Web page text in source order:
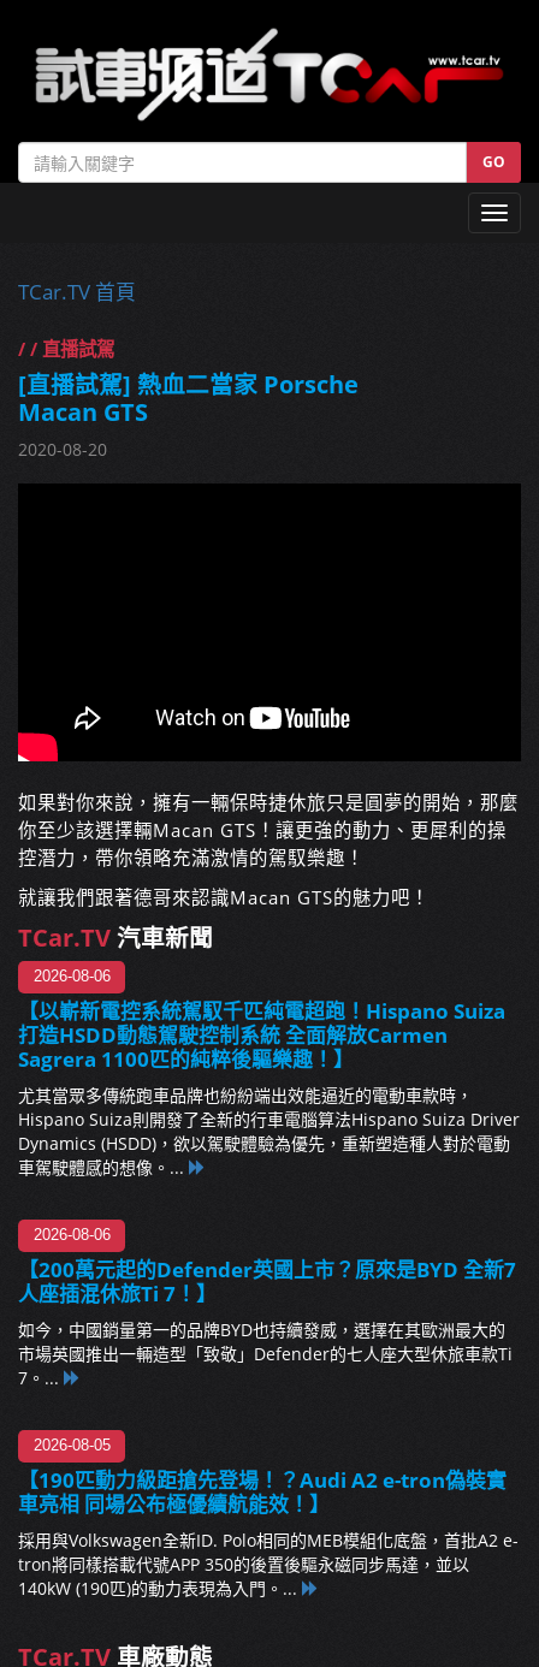
GO
TCar.TV 首頁
/ / 直播試駕
[直播試駕] 熱血二當家 Porsche
Macan GTS
2020-08-20
如果對你來說，擁有一輛保時捷休旅只是圓夢的開始，那麼
你至少該選擇輛Macan GTS！讓更強的動力、更犀利的操
控潛力，帶你領略充滿激情的駕馭樂趣！
就讓我們跟著德哥來認識Macan GTS的魅力吧！
TCar.TV汽車新聞
2026-08-06
【以嶄新電控系統駕馭千匹純電超跑！Hispano Suiza
打造HSDD動態駕駛控制系統 全面解放Carmen
Sagrera 1100匹的純粹後驅樂趣！】
尤其當眾多傳統跑車品牌也紛紛端出效能逼近的電動車款時，
Hispano Suiza則開發了全新的行車電腦算法Hispano Suiza Driver
Dynamics (HSDD)，欲以駕駛體驗為優先，重新塑造種人對於電動
車駕駛體感的想像。...
2026-08-06
【200萬元起的Defender英國上市？原來是BYD 全新7
人座插混休旅Ti 7！】
如今，中國銷量第一的品牌BYD也持續發威，選擇在其歐洲最大的
市場英國推出一輛造型「致敬」Defender的七人座大型休旅車款Ti
7。...
2026-08-05
【190匹動力級距搶先登場！？Audi A2 e-tron偽裝實
車亮相 同場公布極優續航能效！】
採用與Volkswagen全新ID. Polo相同的MEB模組化底盤，首批A2 e-
tron將同樣搭載代號APP 350的後置後驅永磁同步馬達，並以
140kW (190匹)的動力表現為入門。...
TCar.TV 車廠動態